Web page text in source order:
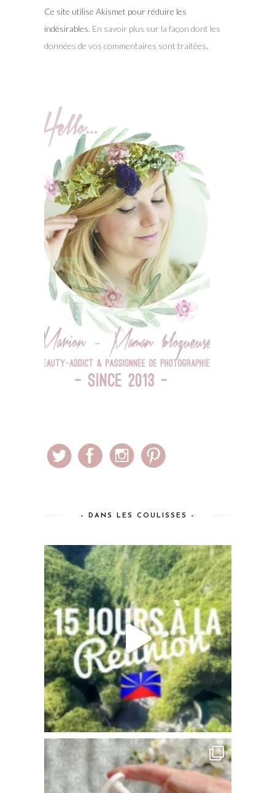
Ce site utilise Akismet pour réduire les
indésirables. En savoir plus sur la façon dont les
données de vos commentaires sont traitées.
– DANS LES COULISSES –